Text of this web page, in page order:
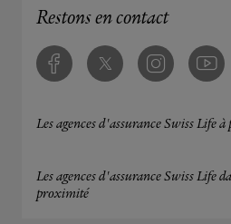
Restons en contact
FacebookTwitter InstagramYoutube
Les agences d'assurance Swiss Life
Les agences d'assurance Swiss Life
proximité